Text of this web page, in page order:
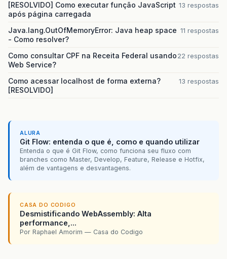
[RESOLVIDO] Como executar função JavaScript
após página carregada
13 respostas
Java.lang.OutOfMemoryError: Java heap space
- Como resolver?
11 respostas
Como consultar CPF na Receita Federal usando
Web Service?
22 respostas
Como acessar localhost de forma externa?
[RESOLVIDO]
13 respostas
ALURA
Git Flow: entenda o que é, como e quando utilizar
Entenda o que é Git Flow, como funciona seu fluxo com
branches como Master, Develop, Feature, Release e Hotfix,
além de vantagens e desvantagens.
CASA DO CODIGO
Desmistificando WebAssembly: Alta
performance,...
Por Raphael Amorim — Casa do Codigo